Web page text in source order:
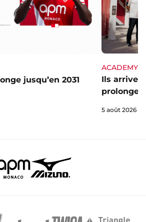
jusqu’en 2031
ACADEMY
Ils
5 août 2026